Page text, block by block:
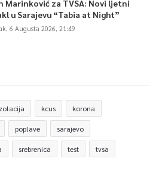
Marinković za TVSA: Novi ljetni
u Sarajevu “Tabia at Night”
6 Augusta 2026, 21:49
kcus korona
poplave sarajevo
srebrenica test tvsa